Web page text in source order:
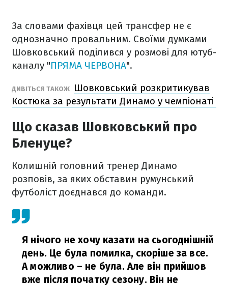
За словами фахівця цей трансфер не є
однозначно провальним. Своїми думками
Шовковський поділився у розмові для ютуб-
каналу "ПРЯМА ЧЕРВОНА".
ДИВІТЬСЯ ТАКОЖ
Шовковський розкритикував
Костюка за результати Динамо у чемпіонаті
Що сказав Шовковський про
Бленуце?
Колишній головний тренер Динамо
розповів, за яких обставин румунський
футболіст доєднався до команди.
Я нічого не хочу казати на сьогоднішній
день. Це була помилка, скоріше за все.
А можливо – не була. Але він прийшов
вже після початку сезону. Він не